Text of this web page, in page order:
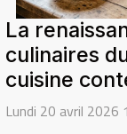
La
culinaires
cuisine
Lundi 20 avril 2026